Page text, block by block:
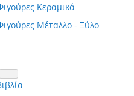
Κεραμικά
Μέταλλο - Ξύλο